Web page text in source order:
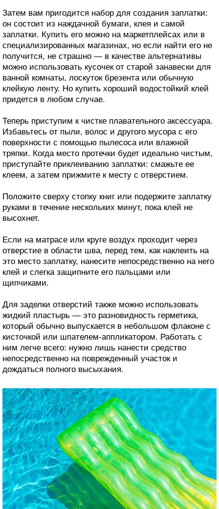
Затем вам пригодится набор для создания заплатки:
он состоит из наждачной бумаги, клея и самой
заплатки. Купить его можно на маркетплейсах или в
специализированных магазинах, но если найти его не
получится, не страшно — в качестве альтернативы
можно использовать кусочек от старой занавески для
ванной комнаты, лоскуток брезента или обычную
клейкую ленту. Но купить хороший водостойкий клей
придется в любом случае.
Теперь приступим к чистке плавательного аксессуара.
Избавьтесь от пыли, волос и другого мусора с его
поверхности с помощью пылесоса или влажной
тряпки. Когда место протечки будет идеально чистым,
приступайте приклеиванию заплатки: смажьте ее
клеем, а затем прижмите к месту с отверстием.
Положите сверху стопку книг или подержите заплатку
руками в течение нескольких минут, пока клей не
высохнет.
Если на матрасе или круге воздух проходит через
отверстие в области шва, перед тем, как наклеить на
это место заплатку, нанесите непосредственно на него
клей и слегка защипните его пальцами или
щипчиками.
Для заделки отверстий также можно использовать
жидкий пластырь — это разновидность герметика,
который обычно выпускается в небольшом флаконе с
кисточкой или шпателем-аппликатором. Работать с
ним легче всего: нужно лишь нанести средство
непосредственно на поврежденный участок и
дождаться полного высыхания.